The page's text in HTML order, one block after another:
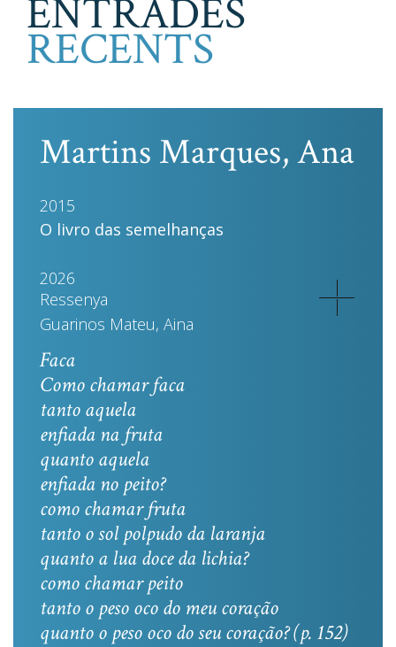
ENTRADES
RECENTS
Martins Marques, Ana
2015
O livro das semelhanças
2026
Ressenya
Guarinos Mateu, Aina
Faca
Como chamar faca
tanto aquela
enfiada na fruta
quanto aquela
enfiada no peito?
como chamar fruta
tanto o sol polpudo da laranja
quanto a lua doce da lichia?
como chamar peito
tanto o peso oco do meu coração
quanto o peso oco do seu coração? (p. 152)